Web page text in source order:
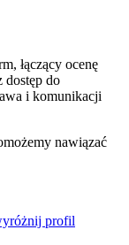
łączący ocenę
dostęp do
i komunikacji
nawiązać
profil